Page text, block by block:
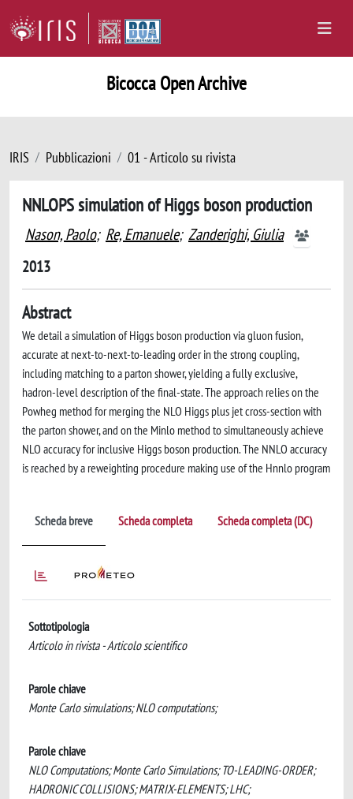
Bicocca Open Archive
IRIS Pubblicazioni 01 - Articolo su rivista
NNLOPS simulation of Higgs boson production
Nason, Paolo; Re, Emanuele; Zanderighi, Giulia
2013
Abstract
We detail a simulation of Higgs boson production via gluon fusion,
accurate at next-to-next-to-leading order in the strong coupling,
including matching to a parton shower, yielding a fully exclusive,
hadron-level description of the final-state. The approach relies on the
Powheg method for merging the NLO Higgs plus jet cross-section with
the parton shower, and on the Minlo method to simultaneously achieve
NLO accuracy for inclusive Higgs boson production. The NNLO accuracy
is reached by a reweighting procedure making use of the Hnnlo program
Scheda breve Scheda completa Scheda completa (DC)
Sottotipologia
Articolo in rivista - Articolo scientifico
Parole chiave
Monte Carlo simulations; NLO computations;
Parole chiave
NLO Computations; Monte Carlo Simulations; TO-LEADING-ORDER;
HADRONIC COLLISIONS; MATRIX-ELEMENTS; LHC;